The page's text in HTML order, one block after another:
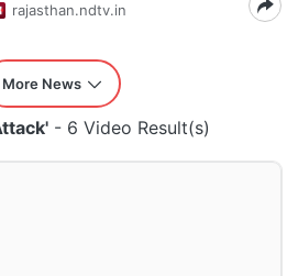
rajasthan.ndtv.in
More News
- 6 Video Result(s)